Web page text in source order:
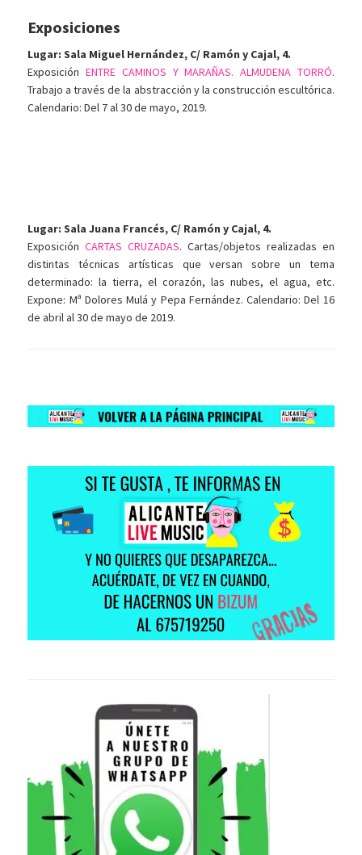
Exposiciones
Lugar: Sala Miguel Hernández, C/ Ramón y Cajal, 4.
ExposiciónENTRE CAMINOS Y MARAÑAS. ALMUDENA TORRÓ.
Trabajo a través de la abstracción y la construcción escultórica.
Calendario: Del 7 al 30 de mayo, 2019.
Lugar: Sala Juana Francés, C/ Ramón y Cajal, 4.
ExposiciónCARTAS CRUZADAS. Cartas/objetos realizadas en
distintas técnicas artísticas que versan sobre un tema
determinado: la tierra, el corazón, las nubes, el agua, etc.
Expone: Mª Dolores Mulá y Pepa Fernández. Calendario: Del 16
de abril al 30 de mayo de 2019.